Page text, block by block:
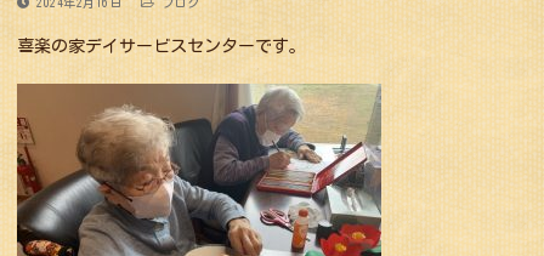
喜楽の家デイサービスセンターです。